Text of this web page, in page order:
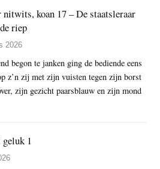
koan 17 – De staatsleraar
riep
2026
begon te janken ging de bediende eens
z’n zij met zijn vuisten tegen zijn borst
zijn gezicht paarsblauw en zijn mond
1